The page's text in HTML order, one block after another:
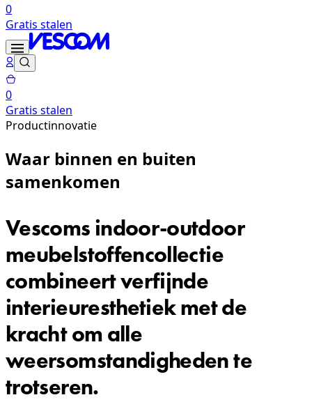
0
Gratis stalen
0
Gratis stalen
Productinnovatie
Waar binnen en buiten
samenkomen
Vescoms indoor-outdoor
meubelstoffencollectie
combineert verfijnde
interieuresthetiek met de
kracht om alle
weersomstandigheden te
trotseren.